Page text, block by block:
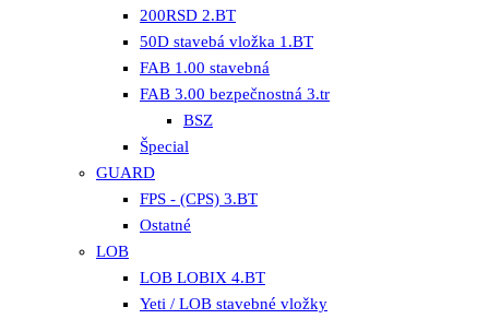
200RSD 2.BT
50D stavebá vložka 1.BT
FAB 1.00 stavebná
FAB 3.00 bezpečnostná 3.tr
BSZ
Špecial
GUARD
FPS - (CPS) 3.BT
Ostatné
LOB
LOB LOBIX 4.BT
Yeti / LOB stavebné vložky